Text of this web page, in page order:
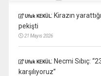
Ufuk KEKÜL: Kirazın
pekişti
21 Mayıs 2026
Ufuk KEKÜL: Necmi Sıbıç:
karşılıyoruz”